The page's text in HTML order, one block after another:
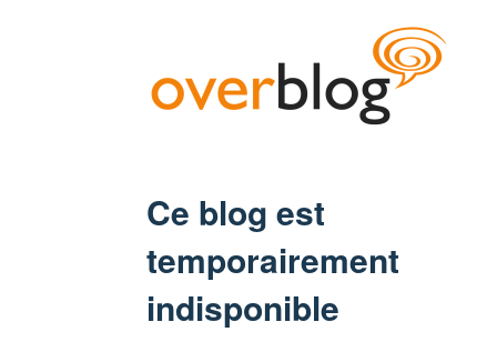
Ce blog est
temporairement
indisponible